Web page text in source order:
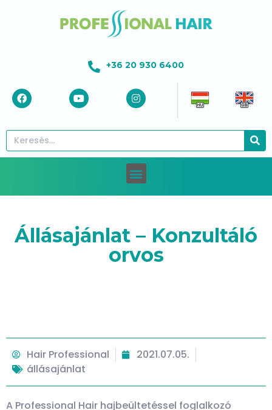
+36 20 930 6400
Állásajánlat – Konzultáló
orvos
Hair Professional
2021.07.05.
állásajánlat
A Professional Hair hajbeültetéssel foglalkozó